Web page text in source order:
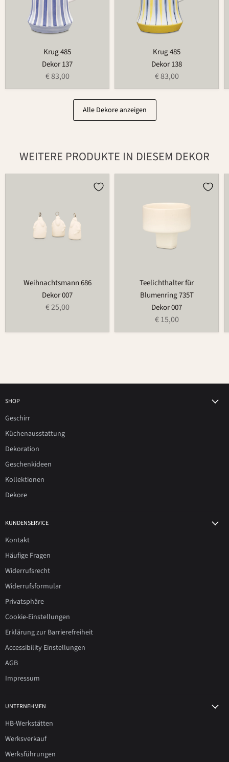
Krug 485
Dekor 137
€ 83,00
Krug 485
Dekor 138
€ 83,00
Alle Dekore anzeigen
WEITERE PRODUKTE IN DIESEM DEKOR
Weihnachtsmann 686
Dekor 007
€ 25,00
Teelichthalter für
Blumenring 735T
Dekor 007
€ 15,00
SHOP
Geschirr
Küchenausstattung
Dekoration
Geschenkideen
Kollektionen
Dekore
KUNDENSERVICE
Kontakt
Häufige Fragen
Widerrufsrecht
Widerrufsformular
Privatsphäre
Cookie-Einstellungen
Erklärung zur Barrierefreiheit
Accessibility Einstellungen
AGB
Impressum
UNTERNEHMEN
HB-Werkstätten
Werksverkauf
Werksführungen